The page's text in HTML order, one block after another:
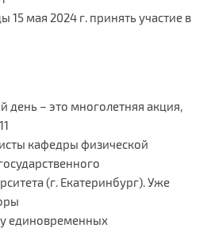
15 мая 2024 г. принять участие в
день – это многолетняя акция,
кафедры физической
(г. Екатеринбург). Уже
единовременных